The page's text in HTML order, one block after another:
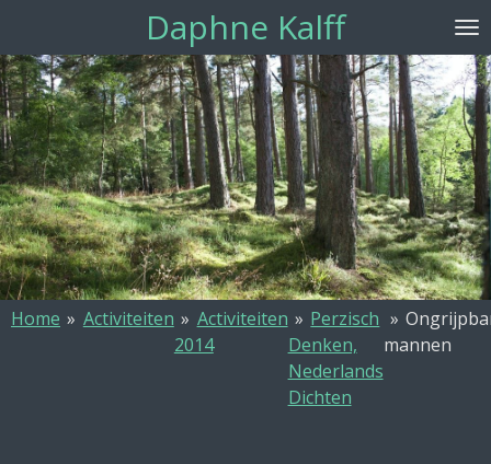
naar
de
hoofdinhoud
Daphne Kalff
Home » Activiteiten » Activiteiten
2014
» Perzisch
Denken,
Nederlands
Dichten
»
mannen